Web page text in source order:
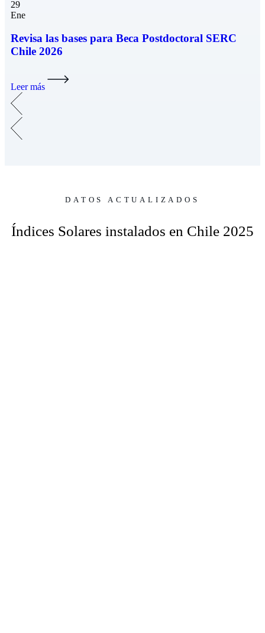
29
Ene
Revisa las bases para Beca Postdoctoral SERC
Chile 2026
Leer más
DATOS ACTUALIZADOS
Índices Solares instalados en Chile 2025